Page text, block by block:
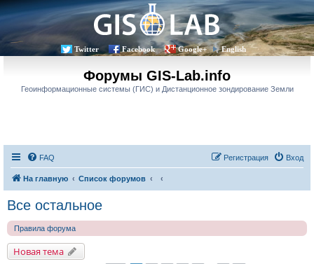
Twitter Facebook Google+ English
Форумы GIS-Lab.info
Геоинформационные системы (ГИС) и Дистанционное зондирование Земли
FAQ Вход
Регистрация
На главную Список форумов
Все остальное
Правила форума
Новая тема